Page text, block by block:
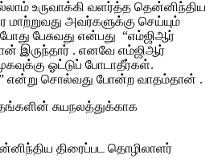
உருவாக்கி வளர்த்த தென்னிந்திய
அவர்களுக்கு செய்யும்
பேசுவது என்பது “எம்ஜிஆர்
இருந்தார் . எனவே எம்ஜிஆர்
ஓட்டுப் போடாதீர்கள்.
என்று சொல்வது போன்ற வாதம்தான் .
சுயநலத்துக்காக
திரைப்பட தொழிலாளர்